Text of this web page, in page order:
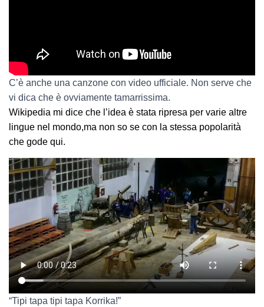
C’è anche una canzone con video ufficiale. Non serve che
vi dica che è ovviamente tamarrissima.
Wikipedia mi dice che l’idea è stata ripresa per varie altre
lingue nel mondo,ma non so se con la stessa popolarità
che gode qui.
“Tipi tapa tipi tapa Korrika!”